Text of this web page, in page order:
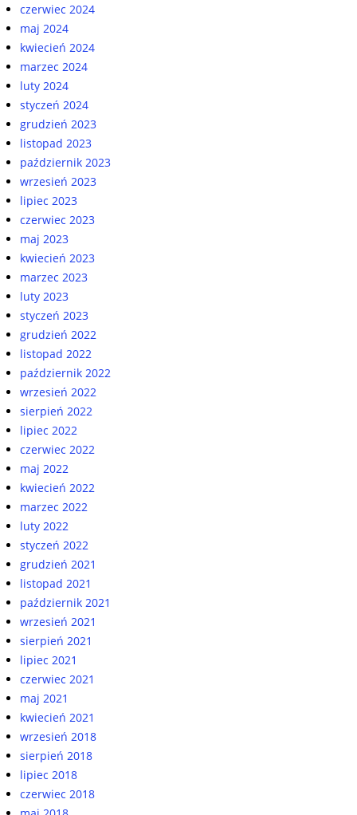
czerwiec 2024
maj 2024
kwiecień 2024
marzec 2024
luty 2024
styczeń 2024
grudzień 2023
listopad 2023
październik 2023
wrzesień 2023
lipiec 2023
czerwiec 2023
maj 2023
kwiecień 2023
marzec 2023
luty 2023
styczeń 2023
grudzień 2022
listopad 2022
październik 2022
wrzesień 2022
sierpień 2022
lipiec 2022
czerwiec 2022
maj 2022
kwiecień 2022
marzec 2022
luty 2022
styczeń 2022
grudzień 2021
listopad 2021
październik 2021
wrzesień 2021
sierpień 2021
lipiec 2021
czerwiec 2021
maj 2021
kwiecień 2021
wrzesień 2018
sierpień 2018
lipiec 2018
czerwiec 2018